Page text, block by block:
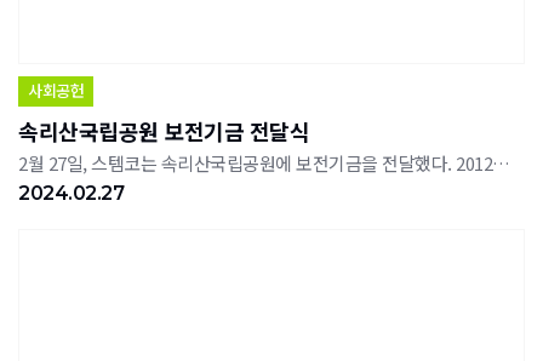
사회공헌
속리산국립공원 보전기금 전달식
2월 27일, 스템코는 속리산국립공원에 보전기금을 전달했다. 2012년 속리산국립공원사무소와 파크프렌즈 업무협약을 체결한 후, 속리산 자원보전 활동에 기여하기 위하여 매년 200만원의 자연환경보전기금을 기부하고 있다.이 기금은 파크프렌즈 활동 지원과 자원봉사활동 활성화에 사용될 예정이다.한편, 스템코는 작년까지 누적 2천 200만원을 기부하였으며, 이 기간 동안 총 68회에 걸쳐 1,531명의 직원들이 계곡정화활동, 고지대 쓰레기 수거 등 다양한 봉사활동에 참여했다.
2024.02.27